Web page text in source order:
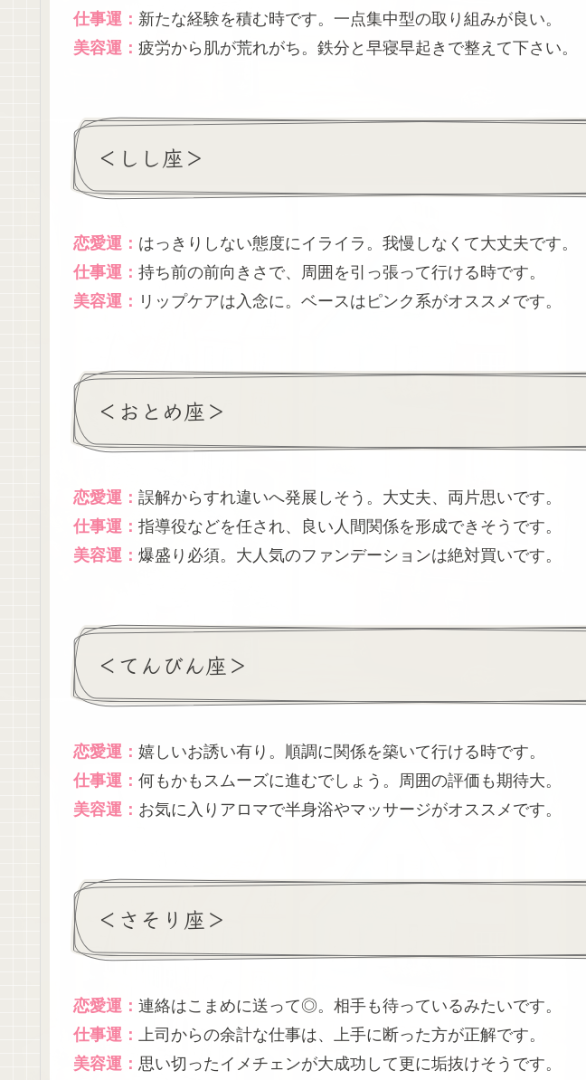
仕事運： 新たな経験を積む時です。一点集中型の取り組みが良い。
美容運： 疲労から肌が荒れがち。鉄分と早寝早起きで整えて下さい。
＜しし座＞
恋愛運： はっきりしない態度にイライラ。我慢しなくて大丈夫です。
仕事運： 持ち前の前向きさで、周囲を引っ張って行ける時です。
美容運： リップケアは入念に。ベースはピンク系がオススメです。
＜おとめ座＞
恋愛運： 誤解からすれ違いへ発展しそう。大丈夫、両片思いです。
仕事運： 指導役などを任され、良い人間関係を形成できそうです。
美容運： 爆盛り必須。大人気のファンデーションは絶対買いです。
＜てんびん座＞
恋愛運： 嬉しいお誘い有り。順調に関係を築いて行ける時です。
仕事運： 何もかもスムーズに進むでしょう。周囲の評価も期待大。
美容運： お気に入りアロマで半身浴やマッサージがオススメです。
＜さそり座＞
恋愛運： 連絡はこまめに送って◎。相手も待っているみたいです。
仕事運： 上司からの余計な仕事は、上手に断った方が正解です。
美容運： 思い切ったイメチェンが大成功して更に垢抜けそうです。